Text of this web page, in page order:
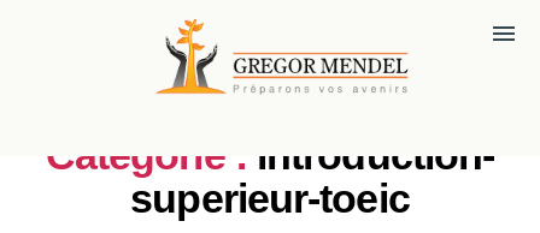
menu
Catégorie : introduction-
superieur-toeic